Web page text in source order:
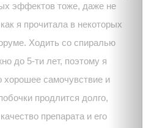
эффектов тоже, даже не
я прочитала в некоторых
Ходить со спиралью
до 5-ти лет, поэтому я
хорошее самочувствие и
продлится долго,
препарата и его